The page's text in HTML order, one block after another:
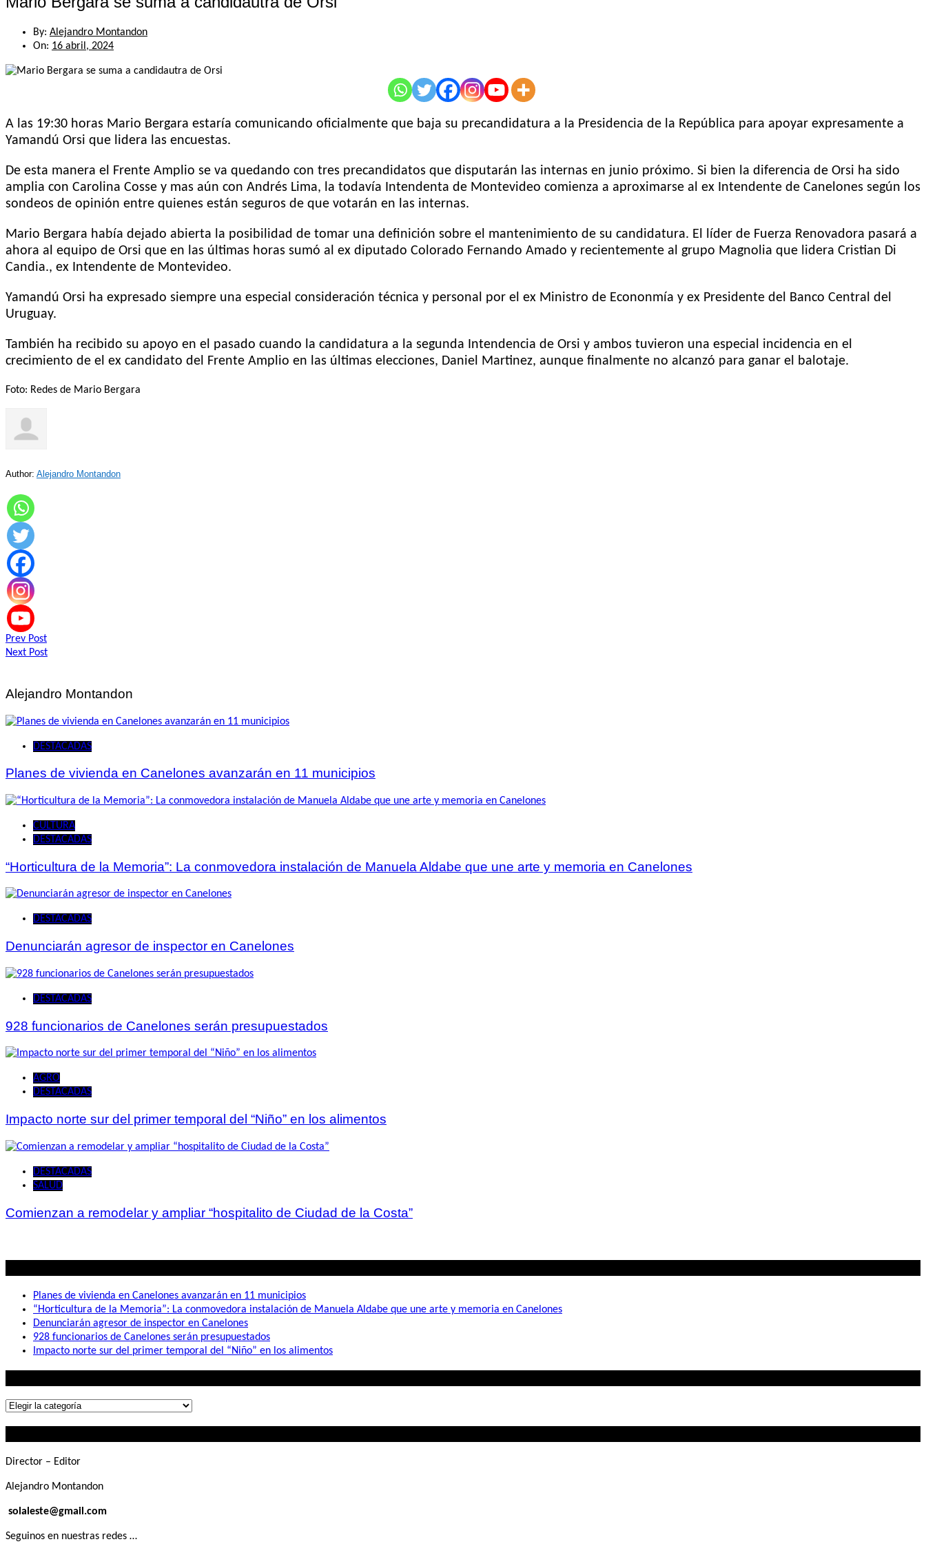
By: Alejandro Montandon
On: 16 abril, 2024
A las 19:30 horas Mario Bergara estaría comunicando oficialmente que baja su precandidatura a la Presidencia de la República para apoyar expresamente a
Yamandú Orsi que lidera las encuestas.
De esta manera el Frente Amplio se va quedando con tres precandidatos que disputarán las internas en junio próximo. Si bien la diferencia de Orsi ha sido
amplia con Carolina Cosse y mas aún con Andrés Lima, la todavía Intendenta de Montevideo comienza a aproximarse al ex Intendente de Canelones según los
sondeos de opinión entre quienes están seguros de que votarán en las internas.
Mario Bergara había dejado abierta la posibilidad de tomar una definición sobre el mantenimiento de su candidatura. El líder de Fuerza Renovadora pasará a
ahora al equipo de Orsi que en las últimas horas sumó al ex diputado Colorado Fernando Amado y recientemente al grupo Magnolia que lidera Cristian Di
Candia., ex Intendente de Montevideo.
Yamandú Orsi ha expresado siempre una especial consideración técnica y personal por el ex Ministro de Econonmía y ex Presidente del Banco Central del
Uruguay.
También ha recibido su apoyo en el pasado cuando la candidatura a la segunda Intendencia de Orsi y ambos tuvieron una especial incidencia en el
crecimiento de el ex candidato del Frente Amplio en las últimas elecciones, Daniel Martinez, aunque finalmente no alcanzó para ganar el balotaje.
Foto: Redes de Mario Bergara
Author: Alejandro Montandon
Navegación
de
Prev Post
Next Post
Alejandro Montandon
DESTACADAS
Planes de vivienda en Canelones avanzarán en 11 municipios
CULTURA
DESTACADAS
“Horticultura de la Memoria”: La conmovedora instalación de Manuela Aldabe que une arte y memoria en Canelones
DESTACADAS
Denunciarán agresor de inspector en Canelones
DESTACADAS
928 funcionarios de Canelones serán presupuestados
AGRO
DESTACADAS
Impacto norte sur del primer temporal del “Niño” en los alimentos
DESTACADAS
SALUD
Comienzan a remodelar y ampliar “hospitalito de Ciudad de la Costa”
Planes de vivienda en Canelones avanzarán en 11 municipios
“Horticultura de la Memoria”: La conmovedora instalación de Manuela Aldabe que une arte y memoria en Canelones
Denunciarán agresor de inspector en Canelones
928 funcionarios de Canelones serán presupuestados
Impacto norte sur del primer temporal del “Niño” en los alimentos
Lo
Director – Editor
Alejandro Montandon
solaleste@gmail.com
Seguinos en nuestras redes …